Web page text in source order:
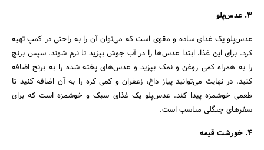
3. عدس‌پلو
عدس‌پلو یک غذای ساده و مقوی است که می‌توان آن را به راحتی در کمپ تهیه
کرد. برای این غذا، ابتدا عدس‌ها را در آب جوش بپزید تا نرم شوند. سپس برنج
را به همراه کمی روغن و نمک بپزید و عدس‌های پخته شده را به برنج اضافه
کنید. در نهایت می‌توانید پیاز داغ، زعفران و کمی کره را به آن اضافه کنید تا
طعمی خوشمزه پیدا کند. عدس‌پلو یک غذای سبک و خوشمزه است که برای
سفرهای جنگلی مناسب است.
4. خورشت قیمه